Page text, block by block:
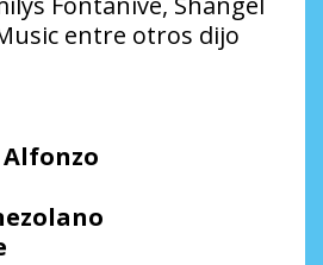
entre otros dijo
Alfonzo